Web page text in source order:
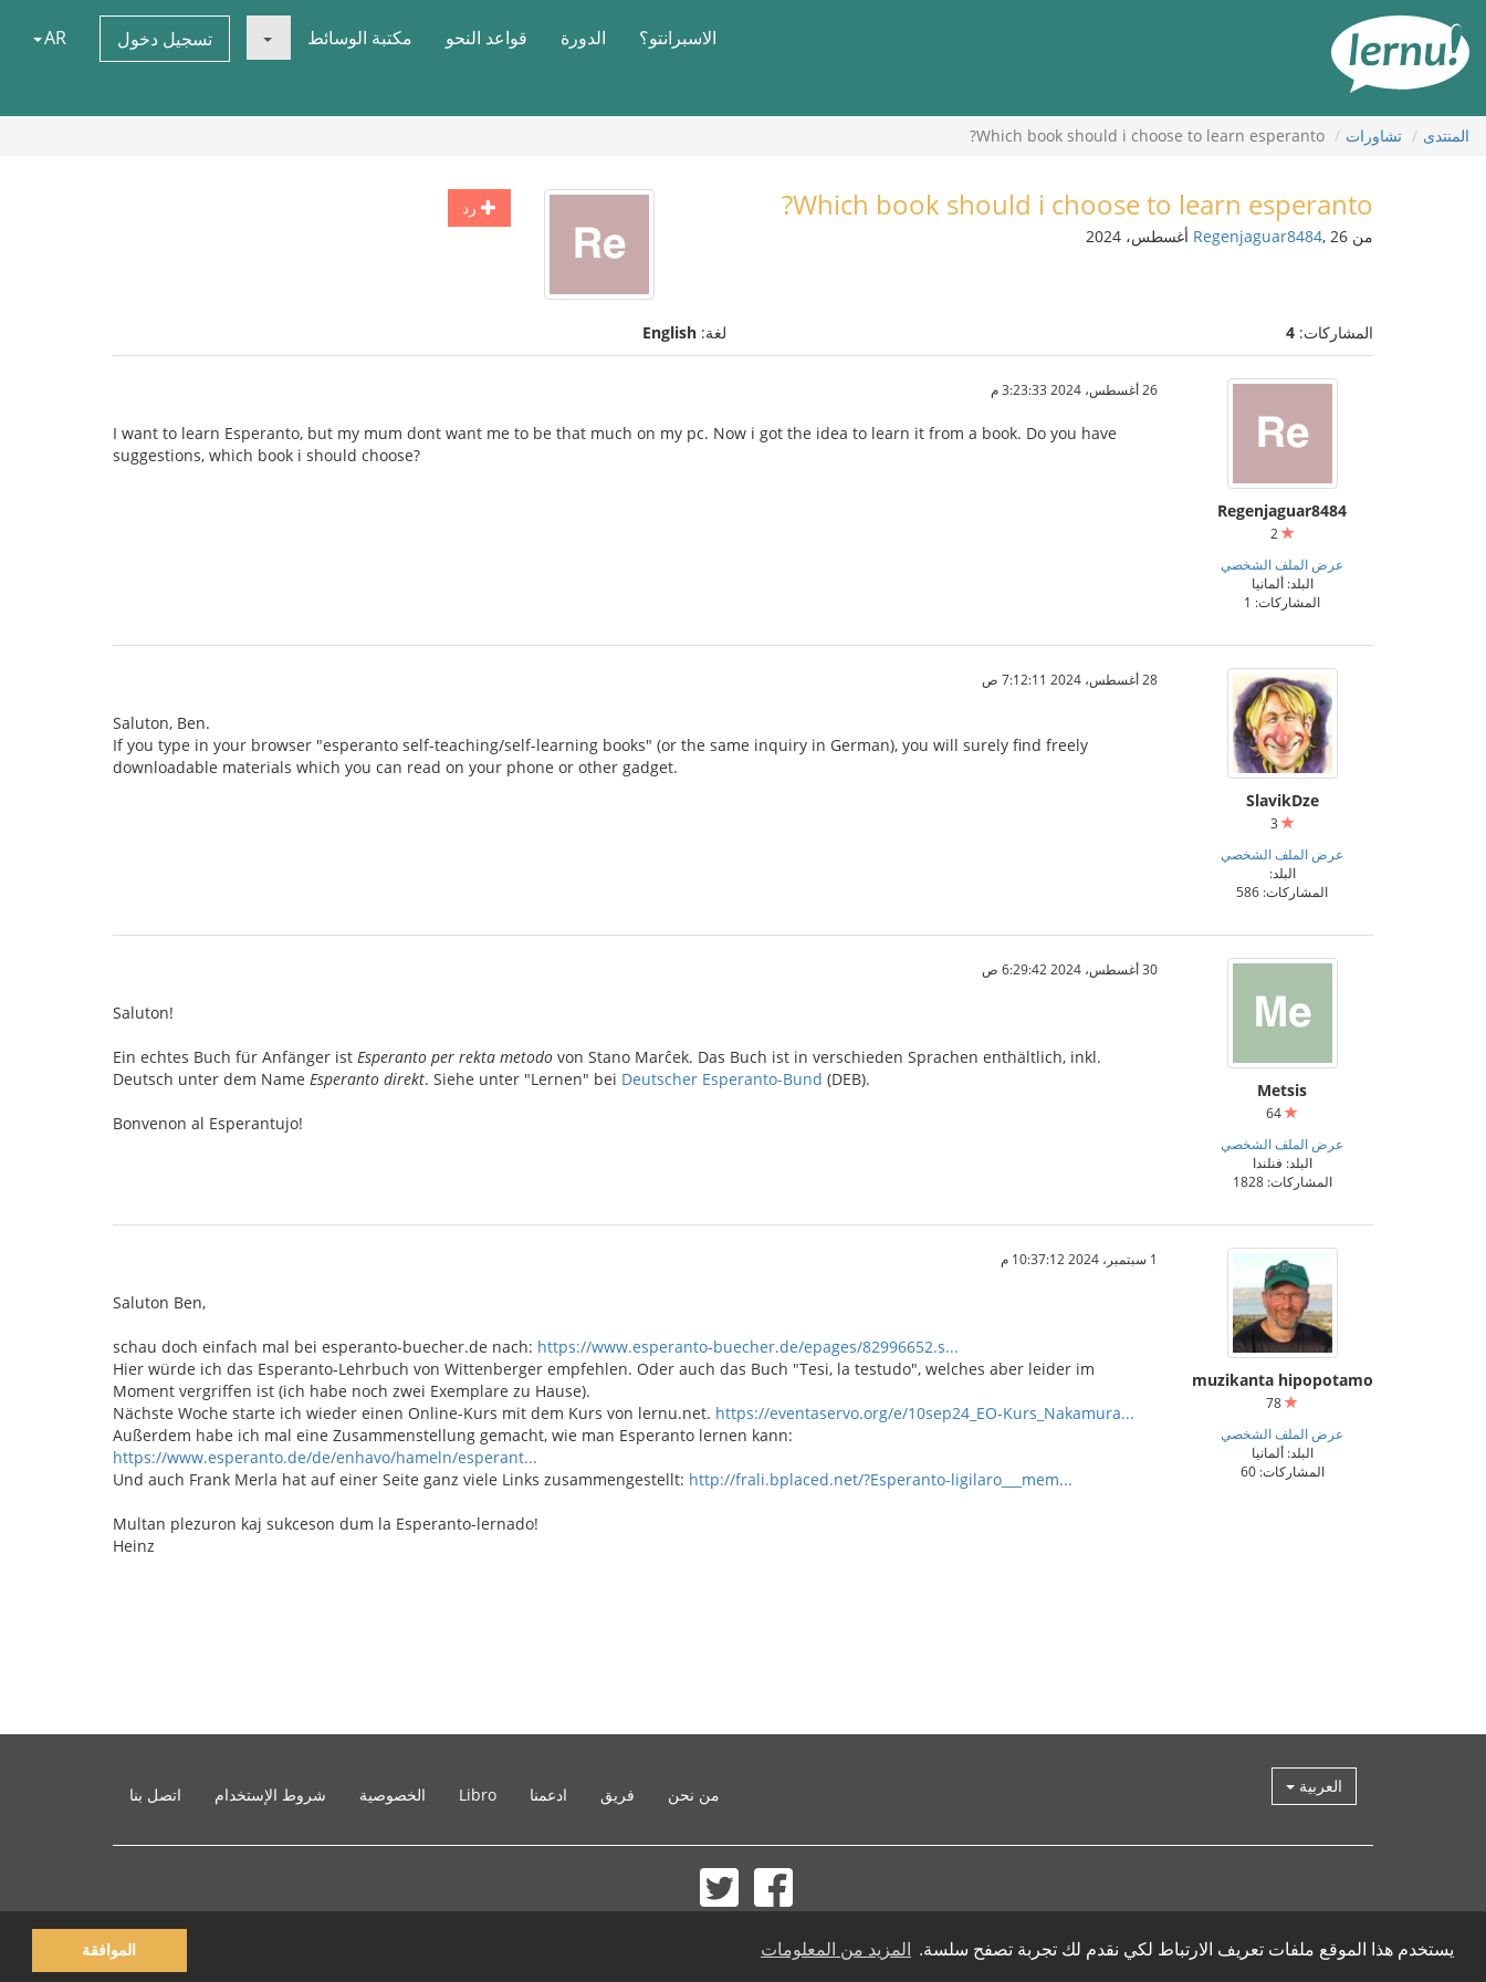
يستخدم هذا الموقع ملفات تعريف الارتباط لكي نقدم لك تجربة تصفح سلسة. المزيد من المعلومات الموافقة
المحتويات
الاسبرانتو؟ الدورة قواعد النحو مكتبة الوسائط تسجيل دخول AR
المنتدى تشاورات Which book should i choose to learn esperanto?
رد Which book should i choose to learn esperanto?
من Regenjaguar8484, 26 أغسطس، 2024
المشاركات: 4 لغة: English
Regenjaguar8484
عرض الملف الشخصي
البلد: ألمانيا
المشاركات: 1
26 أغسطس، 2024 3:23:33 م
I want to learn Esperanto, but my mum dont want me to be that much on my pc. Now i got the idea to learn it from a book. Do you have
suggestions, which book i should choose?
SlavikDze
عرض الملف الشخصي
البلد:
المشاركات: 586
28 أغسطس، 2024 7:12:11 ص
Saluton, Ben.
If you type in your browser "esperanto self-teaching/self-learning books" (or the same inquiry in German), you will surely find freely
downloadable materials which you can read on your phone or other gadget.
Metsis
عرض الملف الشخصي
البلد: فنلندا
المشاركات: 1828
30 أغسطس، 2024 6:29:42 ص
Saluton!
Ein echtes Buch für Anfänger ist Esperanto per rekta metodo von Stano Marĉek. Das Buch ist in verschieden Sprachen enthältlich, inkl.
Deutsch unter dem Name Esperanto direkt. Siehe unter "Lernen" bei Deutscher Esperanto-Bund (DEB).
Bonvenon al Esperantujo!
muzikanta hipopotamo
عرض الملف الشخصي
البلد: ألمانيا
المشاركات: 60
1 سبتمبر، 2024 10:37:12 م
Saluton Ben,
schau doch einfach mal bei esperanto-buecher.de nach: https://www.esperanto-buecher.de/epages/82996652.s...
Hier würde ich das Esperanto-Lehrbuch von Wittenberger empfehlen. Oder auch das Buch "Tesi, la testudo", welches aber leider im
Moment vergriffen ist (ich habe noch zwei Exemplare zu Hause).
Nächste Woche starte ich wieder einen Online-Kurs mit dem Kurs von lernu.net. https://eventaservo.org/e/10sep24_EO-Kurs_Nakamura...
Außerdem habe ich mal eine Zusammenstellung gemacht, wie man Esperanto lernen kann:
https://www.esperanto.de/de/enhavo/hameln/esperant...
Und auch Frank Merla hat auf einer Seite ganz viele Links zusammengestellt: http://frali.bplaced.net/?Esperanto-ligilaro___mem...
Multan plezuron kaj sukceson dum la Esperanto-lernado!
Heinz
العربية من نحن فريق ادعمنا Libro الخصوصية شروط الإستخدام اتصل بنا